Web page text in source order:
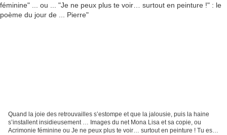
Quand la joie des retrouvailles s’estompe et que la jalousie, puis la haine
s’installent insidieusement … Images du net Mona Lisa et sa copie, ou
Acrimonie féminine ou Je ne peux plus te voir… surtout en peinture ! Tu es